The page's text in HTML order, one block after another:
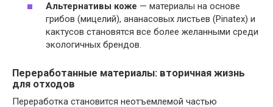
Альтернативы коже — материалы на основе
грибов (мицелий), ананасовых листьев (Pinatex) и
кактусов становятся все более желанными среди
экологичных брендов.
Переработанные материалы: вторичная жизнь
для отходов
Переработка становится неотъемлемой частью